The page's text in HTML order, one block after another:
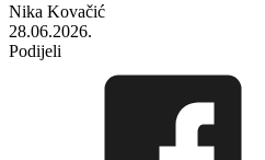
Nika Kovačić
28.06.2026.
Podijeli